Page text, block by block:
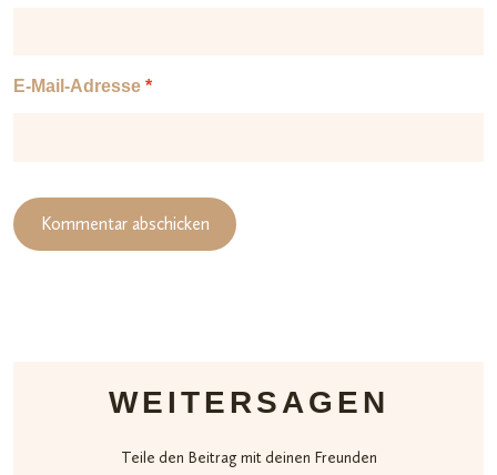
E-Mail-Adresse *
WEITERSAGEN
Teile den Beitrag mit deinen Freunden